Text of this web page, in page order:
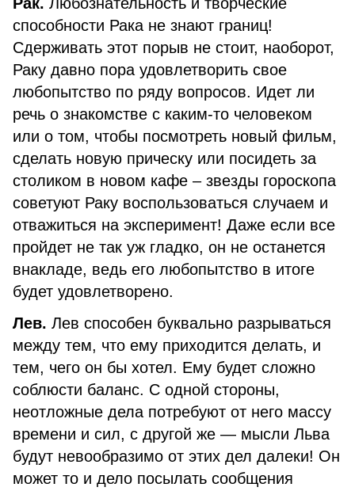
способности Рака не знают границ!
Сдерживать этот порыв не стоит, наоборот,
Раку давно пора удовлетворить свое
любопытство по ряду вопросов. Идет ли
речь о знакомстве с каким-то человеком
или о том, чтобы посмотреть новый фильм,
сделать новую прическу или посидеть за
столиком в новом кафе – звезды гороскопа
советуют Раку воспользоваться случаем и
отважиться на эксперимент! Даже если все
пройдет не так уж гладко, он не останется
внакладе, ведь его любопытство в итоге
будет удовлетворено.
Лев. Лев способен буквально разрываться
между тем, что ему приходится делать, и
тем, чего он бы хотел. Ему будет сложно
соблюсти баланс. С одной стороны,
неотложные дела потребуют от него массу
времени и сил, с другой же — мысли Льва
будут невообразимо от этих дел далеки! Он
может то и дело посылать сообщения